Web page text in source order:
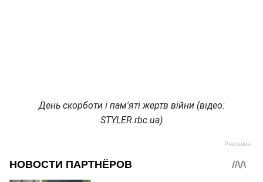
День скорботи і пам'яті жертв війни (відео:
STYLER.rbc.ua)